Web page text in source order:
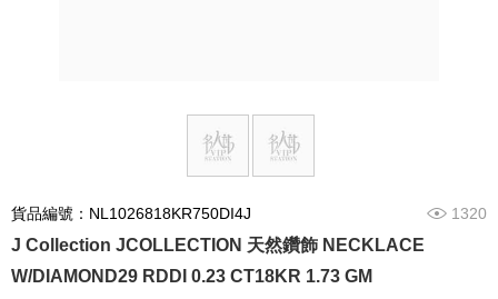
貨品編號：NL1026818KR750DI4J 1320
J Collection JCOLLECTION 天然鑽飾 NECKLACE
W/DIAMOND29 RDDI 0.23 CT18KR 1.73 GM